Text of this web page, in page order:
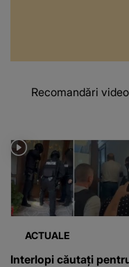
Recomandări video
ACTUALE
Interlopi căutați